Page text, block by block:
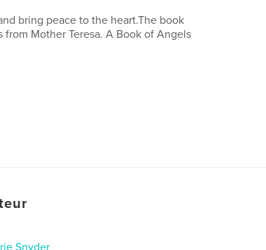
bring peace to the heart.The book
Mother Teresa. A Book of Angels
Snyder